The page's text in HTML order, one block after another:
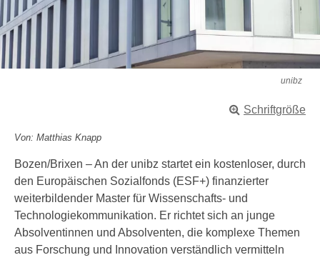
unibz
Schriftgröße
Von: Matthias Knapp
Bozen/Brixen – An der unibz startet ein kostenloser, durch
den Europäischen Sozialfonds (ESF+) finanzierter
weiterbildender Master für Wissenschafts- und
Technologiekommunikation. Er richtet sich an junge
Absolventinnen und Absolventen, die komplexe Themen
aus Forschung und Innovation verständlich vermitteln